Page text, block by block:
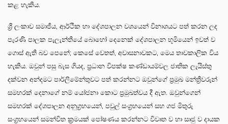
කළ හැකිය.
ශ්‍රී ලංකාව සමාජීය, ආර්ථික හා දේශපාලන වශයෙන් විනාශයට පත් කරන ලද
පැරණි පාලක පැලැන්තියේ බොහෝ දෙනෙක් දේශපාලන භූමියෙන් ඉවත් ව
ගොස් ඇති බව පෙනේ; කෙසේ වෙතත්, අවාසනාවකට, මෙය තාවකාලික විය
හැකිය. ඔවුන් පසු බැස ගියද, ප්‍රධාන විපක්ෂ කණ්ඩායම්වල ජාතික ලැයිස්තු
දක්වන අන්දමට පාර්ලිමේන්තුවට පත් කරන්නට ඔවුන්ගේ ප්‍රමුඛ මන්ත්‍රීවරුන්
සමහරක් දෙනාගේ නම් යෝජනා කොට ප්‍රමුඛත්වය දී ඇත. ඔවුන්ගෙන්
සමහරක් දේශපාලන අනුග්‍රහයෙන්, පවුල් සංග්‍රහයෙන් සහ ගජ මිතුරු
සංග්‍රහයෙන් සමන්විත ක්‍රමයක් පෝෂණය කරන්නට විවෘත ව හා සෘජු ව දායක